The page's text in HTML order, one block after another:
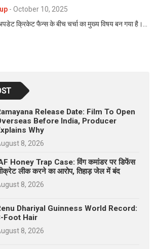
- October 10, 2025
क्रिकेट फैन्स के बीच चर्चा का मुख्य विषय बन गया है।…
Release Date: Film To Open
Before India, Producer
Why
8, 2026
Honey Trap Case: विंग कमांडर पर डिफेंस
लीक करने का आरोप, तिहाड़ जेल में बंद
8, 2026
Dhariyal Guinness World Record:
Foot Hair
8, 2026
s